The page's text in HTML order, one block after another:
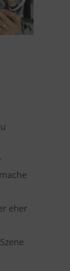
eher